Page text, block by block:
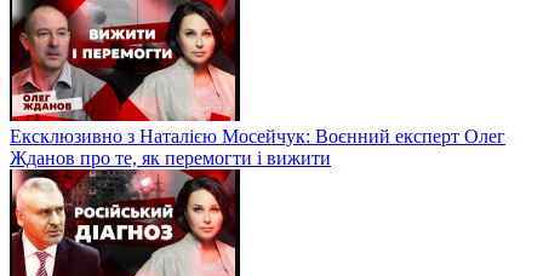
Ексклюзивно з Наталією Мосейчук: Воєнний експерт Олег
Жданов про те, як перемогти і вижити